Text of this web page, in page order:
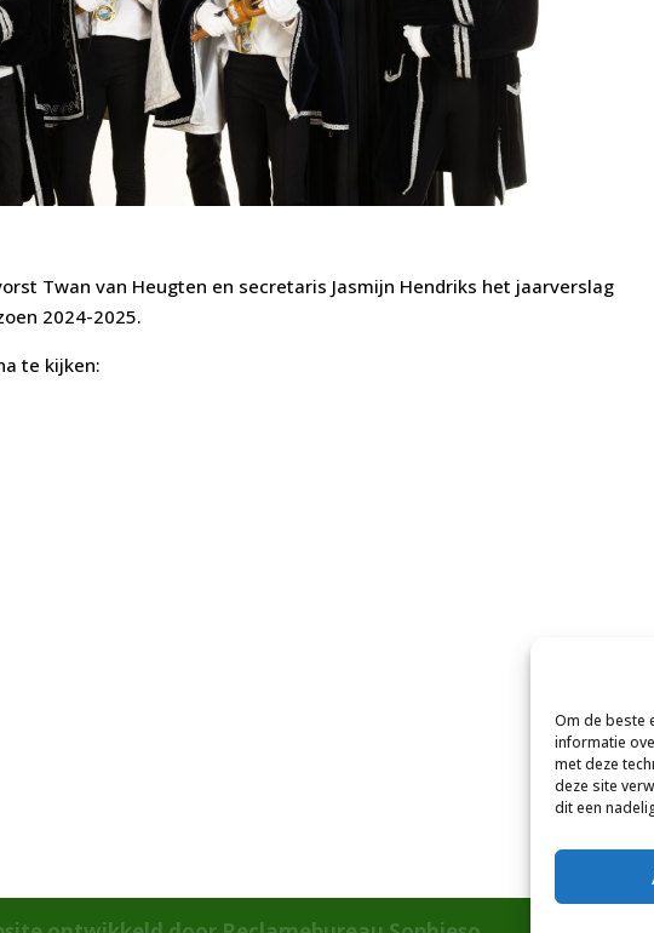
Om de beste
informatie
met deze
deze site
dit een
Twan van Heugten en secretaris Jasmijn Hendriks het jaarverslag
2024-2025.
te kijken: